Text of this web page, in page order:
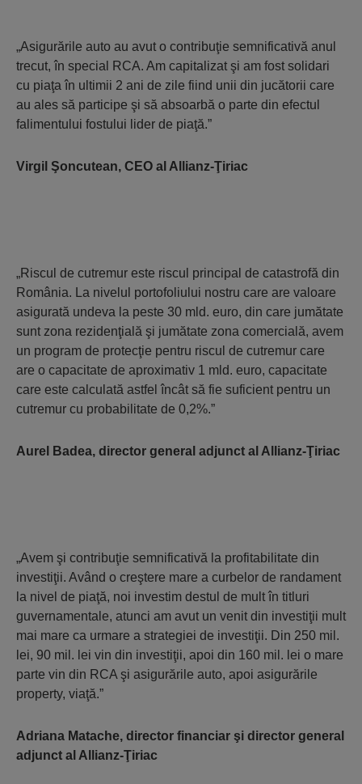
„Asigurările auto au avut o contribuţie semnificativă anul
trecut, în special RCA. Am capitalizat şi am fost solidari
cu piaţa în ultimii 2 ani de zile fiind unii din jucătorii care
au ales să participe şi să absoarbă o parte din efectul
falimentului fostului lider de piaţă.”
Virgil Şoncutean, CEO al Allianz-Ţiriac
„Riscul de cutremur este riscul principal de catastrofă din
România. La nivelul portofoliului nostru care are valoare
asigurată undeva la peste 30 mld. euro, din care jumătate
sunt zona rezidenţială şi jumătate zona comercială, avem
un program de protecţie pentru riscul de cutremur care
are o capacitate de aproximativ 1 mld. euro, capacitate
care este calculată astfel încât să fie suficient pentru un
cutremur cu probabilitate de 0,2%.”
Aurel Badea, director general adjunct al Allianz-Ţiriac
„Avem şi contribuţie semnificativă la profitabilitate din
investiţii. Având o creştere mare a curbelor de randament
la nivel de piaţă, noi investim destul de mult în titluri
guvernamentale, atunci am avut un venit din investiţii mult
mai mare ca urmare a strategiei de investiţii. Din 250 mil.
lei, 90 mil. lei vin din investiţii, apoi din 160 mil. lei o mare
parte vin din RCA şi asigurările auto, apoi asigurările
property, viaţă.”
Adriana Matache, director financiar şi director general
adjunct al Allianz-Ţiriac